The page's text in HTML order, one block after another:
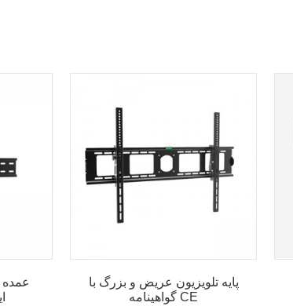
پایه تلویزیون عریض و بزرگ با
گواهینامه CE